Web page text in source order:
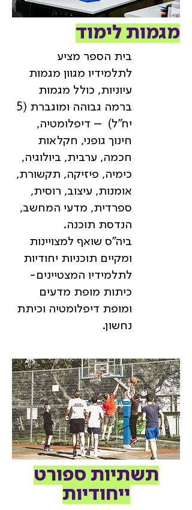
מגמות לימוד
בית הספר מציע
לתלמידיו מגוון מגמות
עיוניות, כולל מגמות
ברמה גבוהה ומוגברת (5
יח"ל) – דיפלומטיה,
חינוך גופני, חקלאות
חכמה, ערבית, ביולוגיה,
כימיה, פיזיקה, תקשורת,
אומנות, עיצוב, רוסית,
ספרדית, מדעי המחשב,
הנדסת תוכנה.
ביה"ס שואף למצויינות
ומקיים תוכניות יחודיות
לתלמידיו המצטיינים-
כיתות מופת מדעים
ומופת דיפלומטיה וכיתת
נחשון.
תשתיות ספורט
ייחודיות